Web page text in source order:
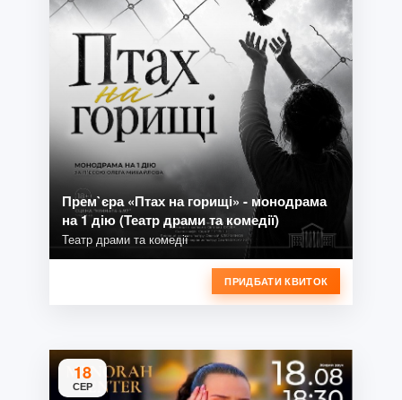
Прем`єра «Птах на горищі» - монодрама
на 1 дію (Театр драми та комедії)
Театр драми та комедії
ПРИДБАТИ КВИТОК
18
СЕР